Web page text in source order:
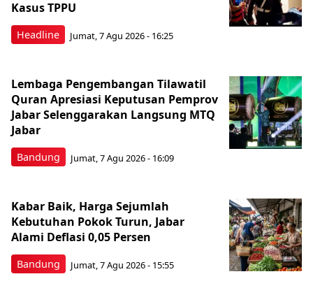
Headline
Kasus TPPU
Jumat, 7 Agu 2026 - 16:25
Bandung
Lembaga Pengembangan Tilawatil
Quran Apresiasi Keputusan Pemprov
Jabar Selenggarakan Langsung MTQ
Jabar
Jumat, 7 Agu 2026 - 16:09
Bandung
Kabar Baik, Harga Sejumlah
Kebutuhan Pokok Turun, Jabar
Alami Deflasi 0,05 Persen
Jumat, 7 Agu 2026 - 15:55